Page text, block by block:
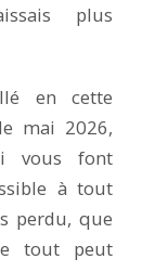
plus
en cette
mai 2026,
vous font
à tout
perdu, que
tout peut